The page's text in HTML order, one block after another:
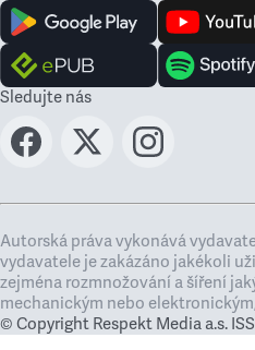
Sledujte nás
Autorská práva vykonává
vydavatele je zakázáno jakékoli
zejména rozmnožování a šíření
mechanickým nebo
© Copyright Respekt Media a.s.